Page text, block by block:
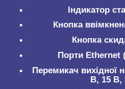
Індикатор
Кнопка
Кнопка
Порти Ethernet
Перемикач вихідної
В, 15 В,